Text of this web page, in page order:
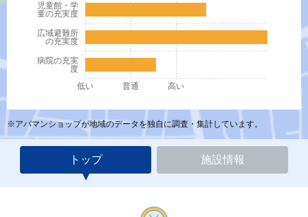
病院の充実
度
広域避難所
の充実度
児童館・学
童の充実度
低い 普通 高い
※アパマンショップが地域のデータを独自に調査・集計しています。
トップ 施設情報